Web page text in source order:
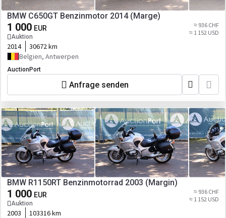
BMW C650GT Benzinmotor 2014 (Marge)
1 000 EUR
Auktion
≈ 936 CHF
≈ 1 152 USD
2014
30672 km
Belgien, Antwerpen
AuctionPort
Anfrage senden
BMW R1150RT Benzinmotorrad 2003 (Margin)
1 000 EUR
Auktion
≈ 936 CHF
≈ 1 152 USD
2003
103316 km